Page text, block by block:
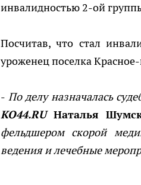
инвалидностью 2-ой
Посчитав, что стал
уроженец поселка
- По делу назначалась
КО44.RU Наталья
фельдшером скорой
ведения и лечебные